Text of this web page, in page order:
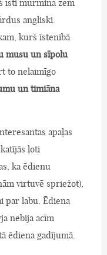
īsti murmina zem
angliski.
kurš īstenībā
musu un sīpolu
to nelaimīgo
un timiāna
apaļas
ļoti
ka ēdienu
virtuvē spriežot),
par labu. Ēdiena
nebija acīm
ēdiena gadījumā.